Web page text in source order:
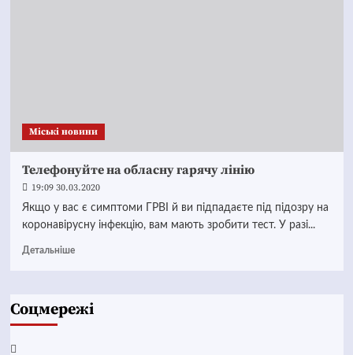
Mіські новини
Телефонуйте на обласну гарячу лінію
19:09 30.03.2020
Якщо у вас є симптоми ГРВІ й ви підпадаєте під підозру на
коронавірусну інфекцію, вам мають зробити тест. У разі...
Детальніше
Соцмережі
Facebook